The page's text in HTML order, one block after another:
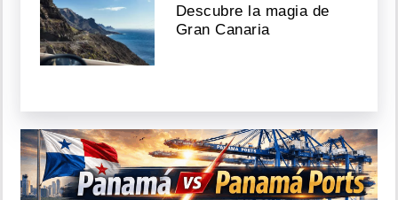
Descubre la magia de
Gran Canaria